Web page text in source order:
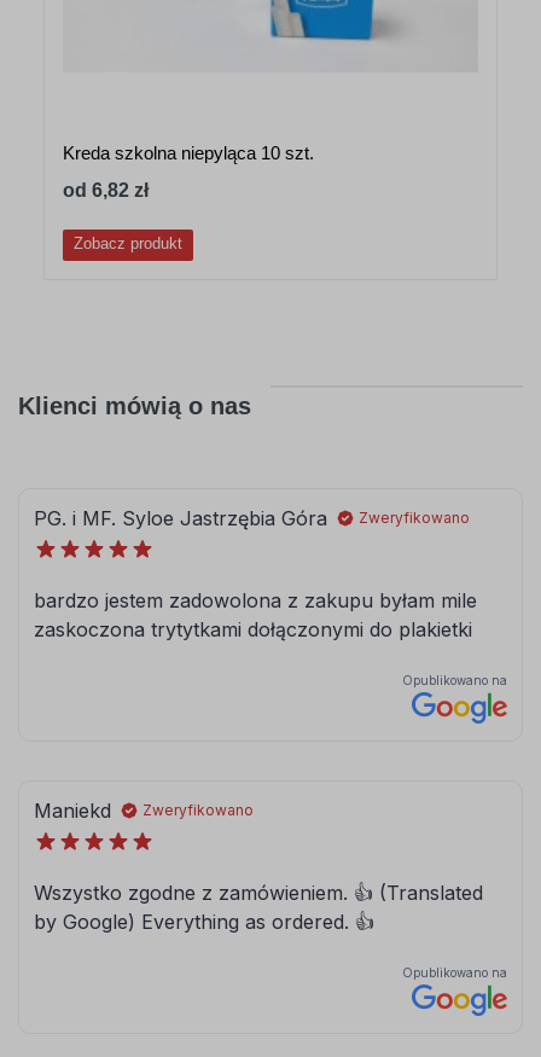
Kreda szkolna niepyląca 10 szt.
od 6,82 zł
Zobacz produkt
Klienci mówią o nas